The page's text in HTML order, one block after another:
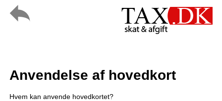
Anvendelse af hovedkort
Hvem kan anvende hovedkortet?